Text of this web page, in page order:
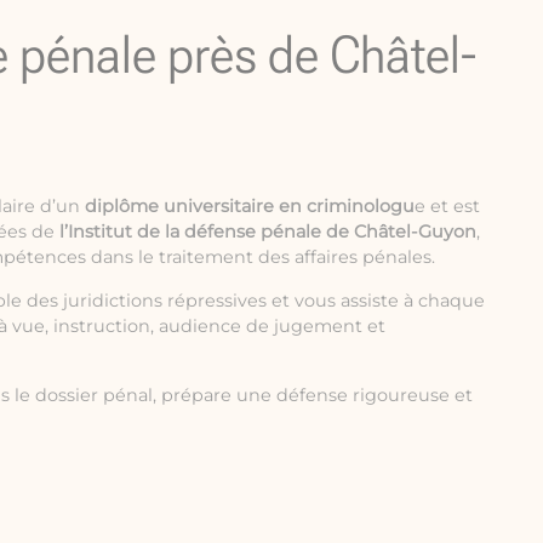
pénale près de Châtel-
d’un diplôme universitaire en criminologue et est
de l’Institut de la défense pénale de Châtel-Guyon,
dans le traitement des affaires pénales.
des juridictions répressives et vous assiste à chaque
vue, instruction, audience de jugement et
le dossier pénal, prépare une défense rigoureuse et